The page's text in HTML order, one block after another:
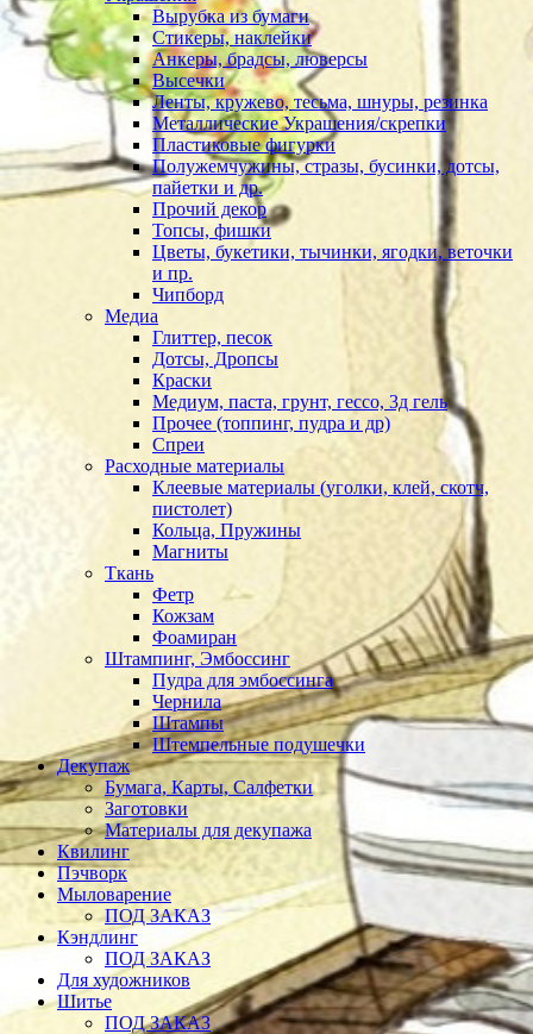
Вырубка из бумаги
Стикеры, наклейки
Анкеры, брадсы, люверсы
Высечки
Ленты, кружево, тесьма, шнуры, резинка
Металлические Украшения/скрепки
Пластиковые фигурки
Полужемчужины, стразы, бусинки, дотсы,
пайетки и др.
Прочий декор
Топсы, фишки
Цветы, букетики, тычинки, ягодки, веточки
и пр.
Чипборд
Медиа
Глиттер, песок
Дотсы, Дропсы
Краски
Медиум, паста, грунт, гессо, 3д гель
Прочее (топпинг, пудра и др)
Спреи
Расходные материалы
Клеевые материалы (уголки, клей, скотч,
пистолет)
Кольца, Пружины
Магниты
Ткань
Фетр
Кожзам
Фоамиран
Штампинг, Эмбоссинг
Пудра для эмбоссинга
Чернила
Штампы
Штемпельные подушечки
Декупаж
Бумага, Карты, Салфетки
Заготовки
Материалы для декупажа
Квилинг
Пэчворк
Мыловарение
ПОД ЗАКАЗ
Кэндлинг
ПОД ЗАКАЗ
Для художников
Шитье
ПОД ЗАКАЗ